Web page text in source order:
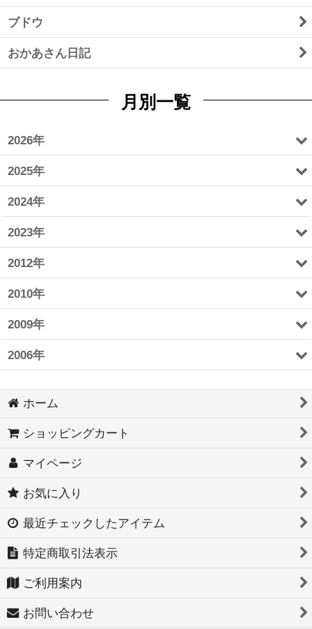
ブドウ
おかあさん日記
月別一覧
2026年
2025年
2024年
2023年
2012年
2010年
2009年
2006年
ホーム
ショッピングカート
マイページ
お気に入り
最近チェックしたアイテム
特定商取引法表示
ご利用案内
お問い合わせ